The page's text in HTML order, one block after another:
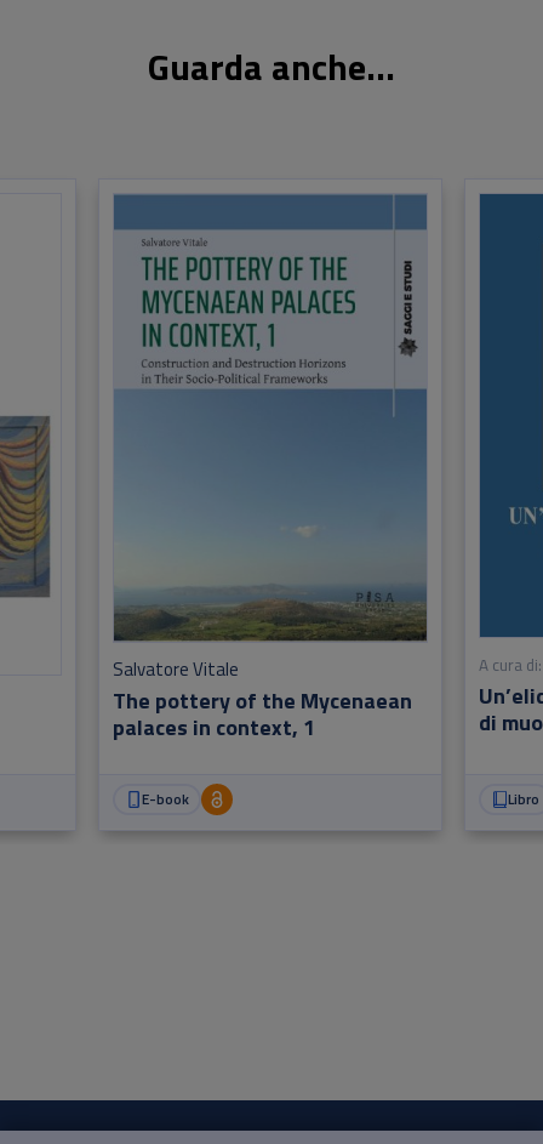
Guarda anche...
The pottery of the Mycenaean
palaces in context, 1
Salvatore Vitale
E-book
di
A cura di:
Libro